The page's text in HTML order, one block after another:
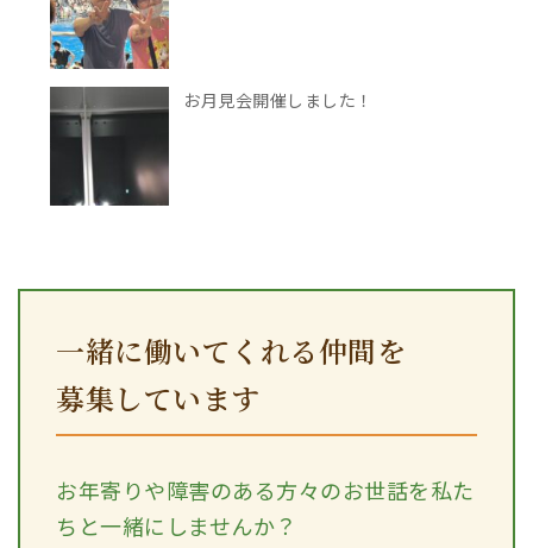
お月見会開催しました！
一緒に働いてくれる仲間を
募集しています
お年寄りや障害のある方々のお世話を私た
ちと一緒にしませんか？